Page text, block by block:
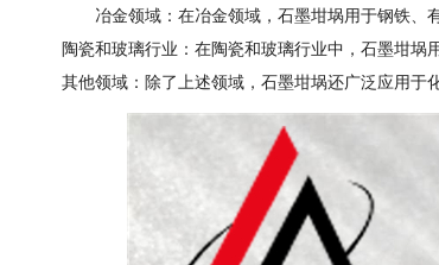
冶金领域：在冶金领域，石墨坩埚用于钢铁、
陶瓷和玻璃行业：在陶瓷和玻璃行业中，石墨坩埚
其他领域：除了上述领域，石墨坩埚还广泛应用于